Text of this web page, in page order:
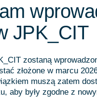
JPK_CIT
zostaną
złożone w marcu
muszą zatem
aby były zgodne z